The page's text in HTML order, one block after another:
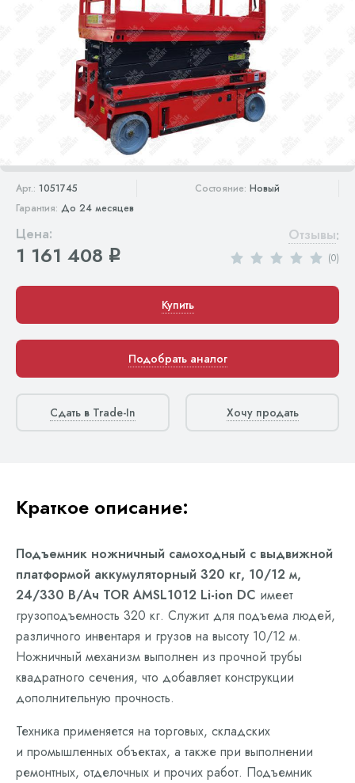
Арт.: 1051745 Состояние:Новый
Гарантия: До 24 месяцев
Цена:
1 161 408 q
Отзывы:
(0)
Купить
Подобрать аналог
Сдать в Trade-In Хочу продать
Краткое описание:
Подъемник ножничный самоходный с выдвижной
платформой аккумуляторный 320 кг, 10/12 м,
24/330 В/Ач TOR AMSL1012 Li-ion DC имеет
грузоподъемность 320 кг. Служит для подъема людей,
различного инвентаря и грузов на высоту 10/12 м.
Ножничный механизм выполнен из прочной трубы
квадратного сечения, что добавляет конструкции
дополнительную прочность.
Техника применяется на торговых, складских
и промышленных объектах, а также при выполнении
ремонтных, отделочных и прочих работ. Подъемник